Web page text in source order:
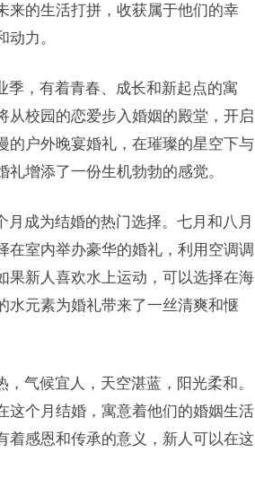
来的生活打拼，收获属于他们的幸
力。
季，有着青春、成长和新起点的寓
从校园的恋爱步入婚姻的殿堂，开启
的户外晚宴婚礼，在璀璨的星空下与
增添了一份生机勃勃的感觉。
成为结婚的热门选择。七月和八月
在室内举办豪华的婚礼，利用空调调
果新人喜欢水上运动，可以选择在海
水元素为婚礼带来了一丝清爽和惬
气候宜人，天空湛蓝，阳光柔和。
这个月结婚，寓意着他们的婚姻生活
着感恩和传承的意义，新人可以在这